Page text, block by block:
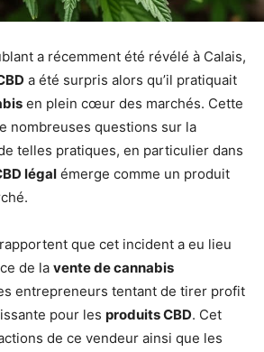
a récemment été révélé à Calais,
a été surpris alors qu’il pratiquait
en plein cœur des marchés. Cette
nombreuses questions sur la
telles pratiques, en particulier dans
légal émerge comme un produit
que cet incident a eu lieu
de la vente de cannabis
entrepreneurs tentant de tirer profit
pour les produits CBD. Cet
de ce vendeur ainsi que les